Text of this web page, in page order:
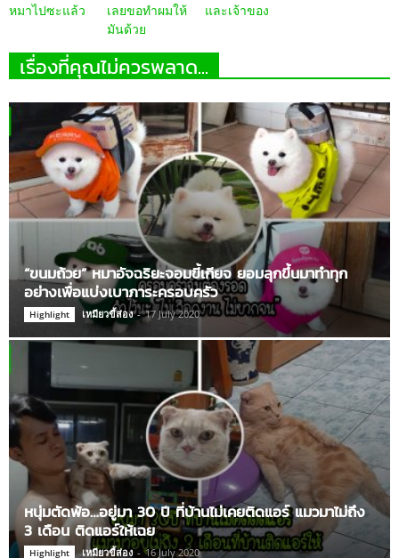
หมาไปซะแล้ว
เลยขอทำผมให้
มันด้วย
และเจ้าของ
เรื่องที่คุณไม่ควรพลาด...
“ขนมถ้วย” หมาอัจฉริยะจอมขี้เกียจ ยอมลุกขึ้นมาทำทุก
อย่างเพื่อแบ่งเบาภาระครอบครัว
Highlight เหมียวขี้ส่อง - 17 July 2020
หนุ่มตัดพ้อ…อยู่มา 30 ปี ที่บ้านไม่เคยติดแอร์ แมวมาไม่ถึง
3 เดือน ติดแอร์ให้เฉย
Highlight เหมียวขี้ส่อง - 16 July 2020